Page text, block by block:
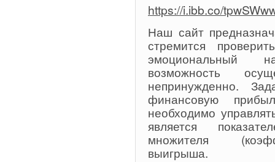
https://i.ibb.co/
Наш сайт
стремится
эмоциональный
возможность
непринужденно.
финансовую
необходимо
является
множителя
выигрыша.